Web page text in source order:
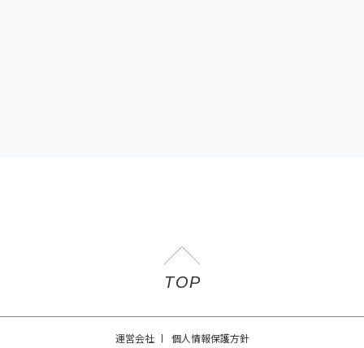
運営会社 個人情報保護方針